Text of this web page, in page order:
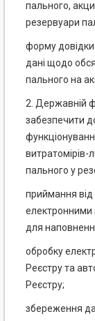
пального,
резервуари
форму довідки
дані щодо
пального на
2. Державній
забезпечити
витратомірів-
пального у
приймання від
електронними
для
обробку
Реєстру та
Реєстру;
збереження